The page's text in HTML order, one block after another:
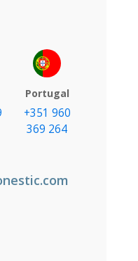
Portugal
+351 960
369 264